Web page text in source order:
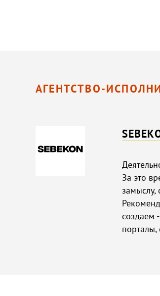
АГЕНТСТВО-
За это
замыслу,
создаем